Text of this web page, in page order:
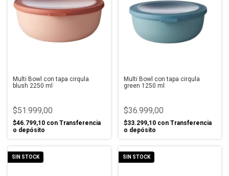
Multi Bowl con tapa cirqula
blush 2250 ml
$51.999,00
$46.799,10 con Transferencia
o depósito
Multi Bowl con tapa cirqula
green 1250 ml
$36.999,00
$33.299,10 con Transferencia
o depósito
SIN STOCK SIN STOCK